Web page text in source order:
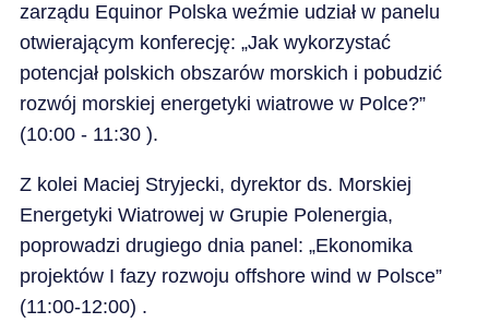
zarządu Equinor Polska weźmie udział w panelu
otwierającym konferecję: „Jak wykorzystać
potencjał polskich obszarów morskich i pobudzić
rozwój morskiej energetyki wiatrowe w Polce?”
(10:00 - 11:30 ).
Z kolei Maciej Stryjecki, dyrektor ds. Morskiej
Energetyki Wiatrowej w Grupie Polenergia,
poprowadzi drugiego dnia panel: „Ekonomika
projektów I fazy rozwoju offshore wind w Polsce”
(11:00-12:00) .